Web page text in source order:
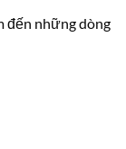
đến những dòng